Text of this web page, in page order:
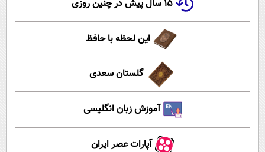
۱۵ سال پیش در چنین روزی
این لحظه با حافظ
گلستان سعدی
آموزش زبان انگلیسی
آپارات عصر ایران